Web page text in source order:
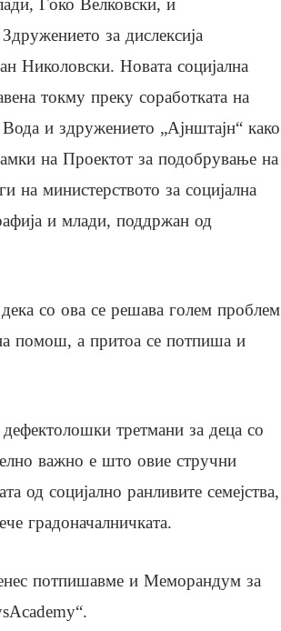
Ѓоко Велковски, и
за дислексија
Николовски. Новата социјална
токму преку соработката на
и здружението „Ајнштајн“ како
на Проектот за подобрување на
на министерството за социјална
и млади, поддржан од
со ова се решава голем проблем
помош, а притоа се потпиша и
третмани за деца со
важно е што овие стручни
од социјално ранливите семејства,
градоначалничката.
потпишавме и Меморандум за